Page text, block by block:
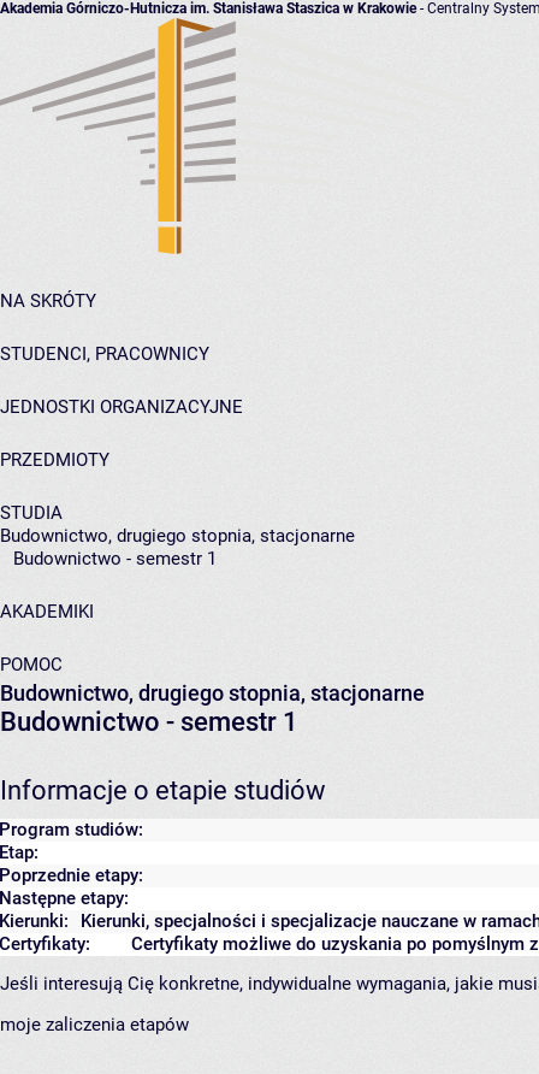
Akademia Górniczo-Hutnicza im. Stanisława Staszica w Krakowie- Centralny
NA SKRÓTY
STUDENCI, PRACOWNICY
JEDNOSTKI ORGANIZACYJNE
PRZEDMIOTY
STUDIA
Budownictwo, drugiego stopnia, stacjonarne
Budownictwo - semestr 1
AKADEMIKI
POMOC
Budownictwo, drugiego stopnia, stacjonarne
Budownictwo - semestr 1
Informacje o etapie studiów
Program studiów:
Etap:
Poprzednie etapy:
Następne etapy:
Kierunki, specjalności i specjalizacje nauczane w
Kierunki:
Certyfikaty możliwe do uzyskania po pomyślnym
Certyfikaty:
Jeśli interesują Cię konkretne, indywidualne wymagania, jakie
moje zaliczenia etapów